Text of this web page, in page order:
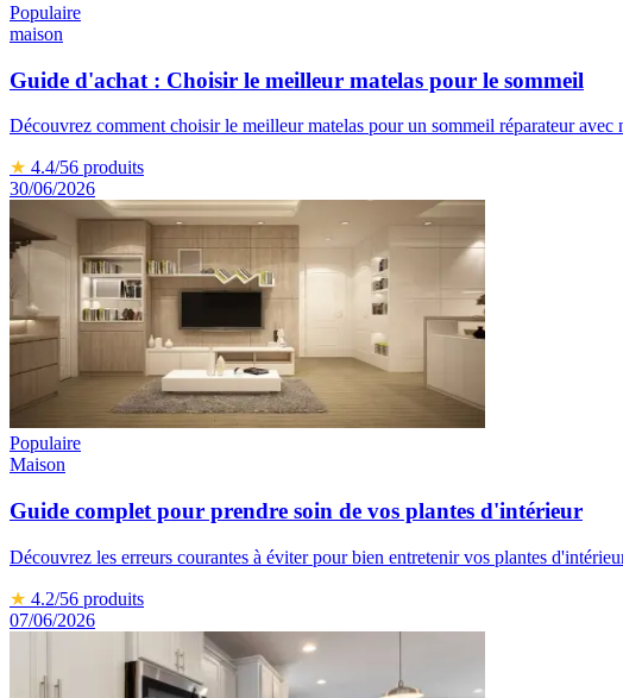
Populaire
maison
Guide d'achat : Choisir le meilleur matelas pour le sommeil
Découvrez comment choisir le meilleur matelas pour un sommeil réparateur
★ 4.4/56 produits
30/06/2026
Populaire
Maison
Guide complet pour prendre soin de vos plantes d'intérieur
Découvrez les erreurs courantes à éviter pour bien entretenir vos plantes
★ 4.2/56 produits
07/06/2026